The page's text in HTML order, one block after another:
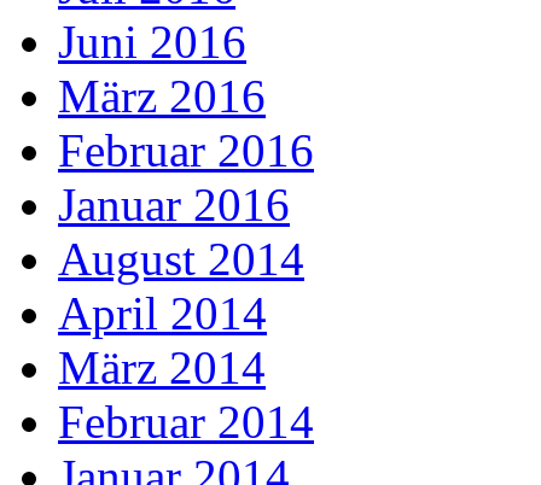
Juni 2016
März 2016
Februar 2016
Januar 2016
August 2014
April 2014
März 2014
Februar 2014